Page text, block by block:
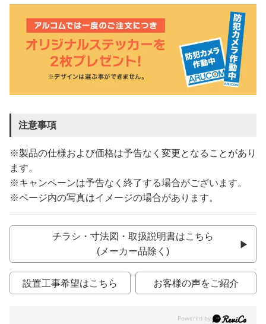
注意事項
※製品の仕様および価格は予告なく変更となることがあり
ます。
※キャンペーンは予告なく終了する場合がございます。
※ページ内の写真はイメージの場合があります。
チラシ・寸法図・取扱説明書はこちら
(メーカー品除く)
設置工事希望はこちら お客様の声をご紹介